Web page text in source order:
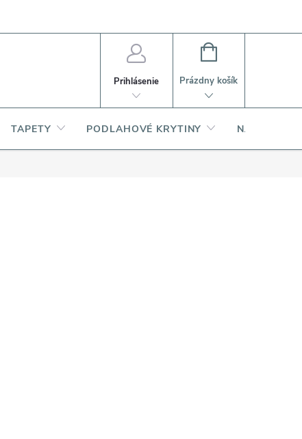
Prihlásenie
NÁKUPNÝ
Prázdny košík
TAPETY PODLAHOVÉ KRYTINY NARDI –